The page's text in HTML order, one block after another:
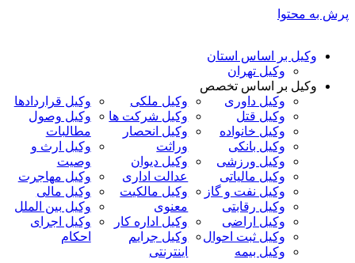
پرش به محتوا
وکیل بر اساس استان
وکیل تهران
وکیل بر اساس تخصص
وکیل داوری
وکیل قتل
وکیل خانواده
وکیل بانکی
وکیل ورزشی
وکیل مالیاتی
وکیل نفت و گاز
وکیل رقابتی
وکیل اراضی
وکیل ثبت احوال
وکیل بیمه
وکیل ملکی
وکیل شرکت ها
وکیل انحصار
وراثت
وکیل دیوان
عدالت اداری
وکیل مالکیت
معنوی
وکیل اداره کار
وکیل جرایم
اینترنتی
وکیل قراردادها
وکیل وصول
مطالبات
وکیل ارث و
وصیت
وکیل مهاجرت
وکیل مالی
وکیل بین الملل
وکیل اجرای
احکام